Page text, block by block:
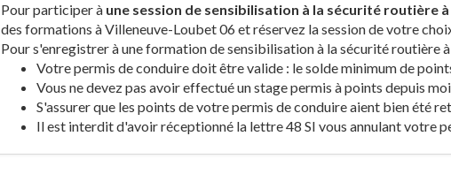
Pour participer à une session de sensibilisation à la sécurité routière
des formations à Villeneuve-Loubet 06 et réservez la session de votre
Pour s'enregistrer à une formation de sensibilisation à la sécurité routière
Votre permis de conduire doit être valide : le solde minimum de
Vous ne devez pas avoir effectué un stage permis à points depuis
S'assurer que les points de votre permis de conduire aient bien été
Il est interdit d'avoir réceptionné la lettre 48 SI vous annulant votre